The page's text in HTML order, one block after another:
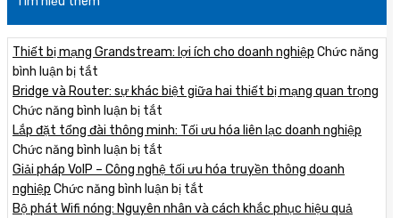
Thiết bị mạng Grandstream: lợi ích cho doanh nghiệp Chức năng
bình luận bị tắt
Thiết
bị
mạng
Grandstream:
lợi
ích
cho
Bridge và Router: sự khác biệt giữa hai thiết bị mạng quan trọng
Chức năng bình luận bị tắt
Bridge
Router:
sự
khác
Lắp đặt tổng đài thông minh: Tối ưu hóa liên lạc doanh nghiệp
Chức năng bình luận bị tắt
Lắp
đặt
tổng
Giải pháp VoIP – Công nghệ tối ưu hóa truyền thông doanh
nghiệp Chức năng bình luận bị tắt
Giải
Bộ phát Wifi nóng: Nguyên nhân và cách khắc phục hiệu quả